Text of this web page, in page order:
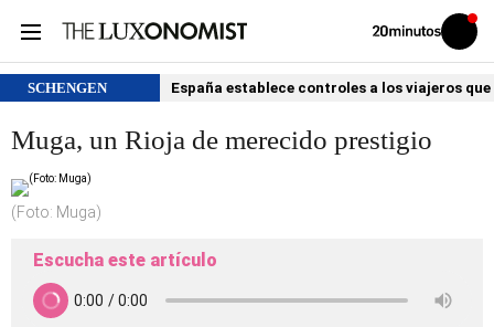
Volver
Iniciar
sesión
SCHENGEN España establece controles a los viajeros
Muga, un Rioja de merecido prestigio
(Foto: Muga)
Escucha este artículo